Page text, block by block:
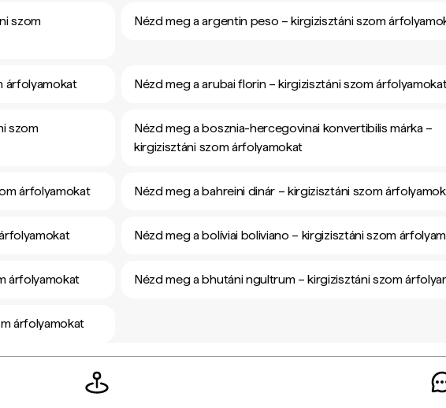
szom
Nézd meg a argentin peso – kirgizisztáni szom
árfolyamokat Nézd meg a arubai florin – kirgizisztáni szom
szom
Nézd meg a bosznia-hercegovinai konvertibilis márka –
kirgizisztáni szom árfolyamokat
árfolyamokat Nézd meg a bahreini dinár – kirgizisztáni szom
Nézd meg a bolíviai boliviano – kirgizisztáni szom
árfolyamokat Nézd meg a bhutáni ngultrum – kirgizisztáni szom
árfolyamokat